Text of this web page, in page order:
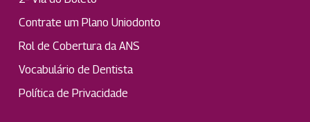
Contrate um Plano Uniodonto
Rol de Cobertura da ANS
Vocabulário de Dentista
Política de Privacidade